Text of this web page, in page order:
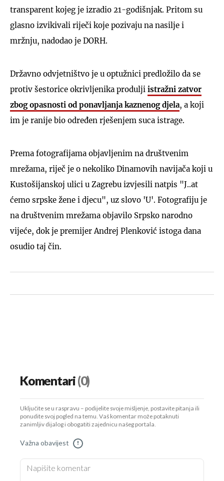
transparent kojeg je izradio 21-godišnjak. Pritom su
glasno izvikivali riječi koje pozivaju na nasilje i
mržnju, nadodao je DORH.
Državno odvjetništvo je u optužnici predložilo da se
protiv šestorice okrivljenika produlji istražni zatvor
zbog opasnosti od ponavljanja kaznenog djela, a koji
im je ranije bio određen rješenjem suca istrage.
Prema fotografijama objavljenim na društvenim
mrežama, riječ je o nekoliko Dinamovih navijača koji u
Kustošijanskoj ulici u Zagrebu izvjesili natpis "J..at
ćemo srpske žene i djecu", uz slovo 'U'. Fotografiju je
na društvenim mrežama objavilo Srpsko narodno
vijeće, dok je premijer Andrej Plenković istoga dana
osudio taj čin.
Komentari(0)
Uključite se u raspravu – podijelite svoje mišljenje, postavite pitanja ili
ponudite svoj pogled na temu. Vaš komentar može potaknuti
zanimljiv dijalog i obogatiti zajednicu našeg portala.
Važna obavijest !